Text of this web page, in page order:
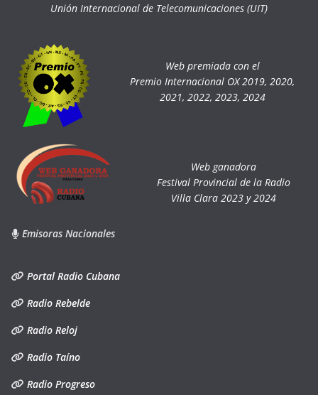
Unión Internacional de Telecomunicaciones (UIT)
Web premiada con el
Premio Internacional OX 2019, 2020,
2021, 2022, 2023, 2024
Web ganadora
Festival Provincial de la Radio
Villa Clara 2023 y 2024
Emisoras Nacionales
Portal Radio Cubana
Radio Rebelde
Radio Reloj
Radio Taíno
Radio Progreso